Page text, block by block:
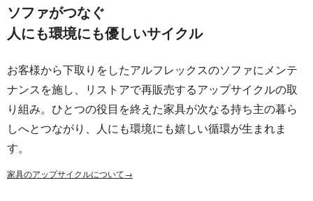
ソファがつなぐ
人にも環境にも優しいサイクル
お客様から下取りをしたアルフレックスのソファにメンテ
ナンスを施し、リストアで再販売するアップサイクルの取
り組み。ひとつの役目を終えた家具が次なる持ち主の暮ら
しへとつながり、人にも環境にも嬉しい循環が生まれま
す。
家具のアップサイクルについて→